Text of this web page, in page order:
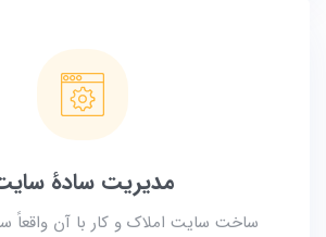
مدیریت سادۀ
ساخت سایت املاک و کار با آن واقعاً